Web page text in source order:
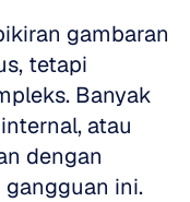
gambaran
tetapi
Banyak
atau
dengan
ini.